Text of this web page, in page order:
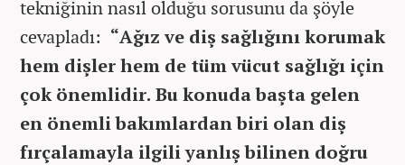
tekniğinin nasıl olduğu sorusunu da şöyle
cevapladı: “Ağız ve diş sağlığını korumak
hem dişler hem de tüm vücut sağlığı için
çok önemlidir. Bu konuda başta gelen
en önemli bakımlardan biri olan diş
fırçalamayla ilgili yanlış bilinen doğru